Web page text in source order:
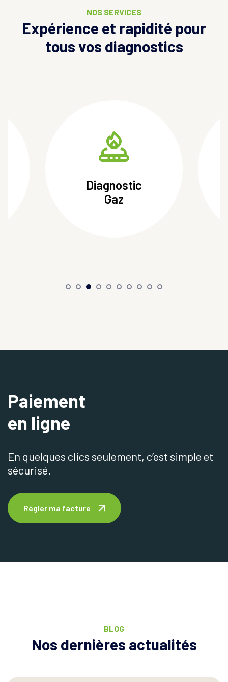
NOS SERVICES
Expérience et rapidité pour
tous vos diagnostics
Électricité
Paiement
en ligne
En quelques clics seulement, c’est simple et
sécurisé.
Régler ma facture
BLOG
Nos dernières actualités